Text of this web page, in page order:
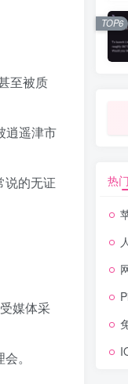
至被质
逍遥津市
说的无证
媒体采
。
TOP6
热
苹